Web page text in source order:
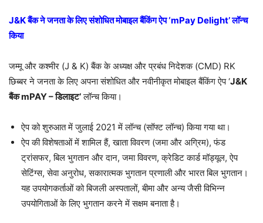
J&K बैंक ने जनता के लिए संशोधित मोबाइल बैंकिंग ऐप ‘mPay Delight’ लॉन्च
किया
जम्मू और कश्मीर (J & K) बैंक के अध्यक्ष और प्रबंध निदेशक (CMD) RK
छिब्बर ने जनता के लिए अपना संशोधित और नवीनीकृत मोबाइल बैंकिंग ऐप ‘J&K
बैंक mPAY – डिलाइट’लॉन्च किया।
ऐप को शुरुआत में जुलाई 2021 में लॉन्च (सॉफ्ट लॉन्च) किया गया था।
ऐप की विशेषताओं में शामिल हैं, खाता विवरण (जमा और अग्रिम), फंड
ट्रांसफर, बिल भुगतान और दान, जमा विवरण, क्रेडिट कार्ड मॉड्यूल, ऐप
सेटिंग्स, सेवा अनुरोध, सकारात्मक भुगतान प्रणाली और भारत बिल भुगतान।
यह उपयोगकर्ताओं को बिजली अस्पतालों, बीमा और अन्य जैसी विभिन्न
उपयोगिताओं के लिए भुगतान करने में सक्षम बनाता है।